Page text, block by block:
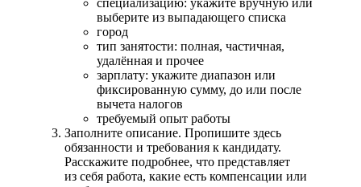
выберите из выпадающего списка
город
тип занятости: полная, частичная,
удалённая и прочее
зарплату: укажите диапазон или
фиксированную сумму, до или после
вычета налогов
требуемый опыт работы
Заполните описание. Пропишите здесь
обязанности и требования к кандидату.
Расскажите подробнее, что представляет
из себя работа, какие есть компенсации или